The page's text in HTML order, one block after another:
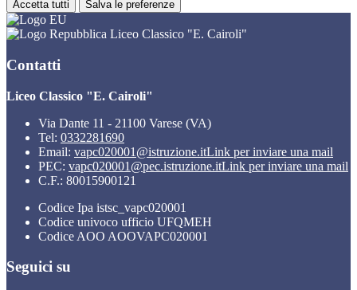
Accetta tutti Salva le preferenze
Liceo Classico "E. Cairoli"
Contatti
Liceo Classico "E. Cairoli"
Via Dante 11 - 21100 Varese (VA)
Tel: 0332281690
Email: vapc020001@istruzione.itLink per inviare una mail
PEC: vapc020001@pec.istruzione.itLink per inviare una mail
C.F.: 80015900121
Codice Ipa istsc_vapc020001
Codice univoco ufficio UFQMEH
Codice AOO AOOVAPC020001
Seguici su